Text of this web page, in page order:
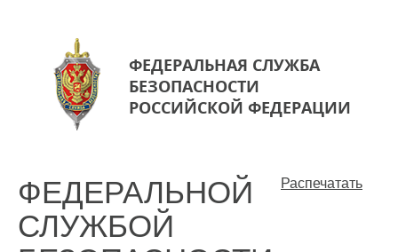
ФЕДЕРАЛЬНАЯ СЛУЖБА
БЕЗОПАСНОСТИ
РОССИЙСКОЙ ФЕДЕРАЦИИ
Распечатать
ФЕДЕРАЛЬНОЙ
СЛУЖБОЙ